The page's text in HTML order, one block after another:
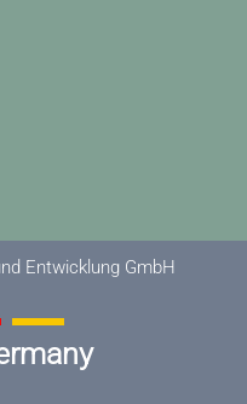
Entwicklung GmbH